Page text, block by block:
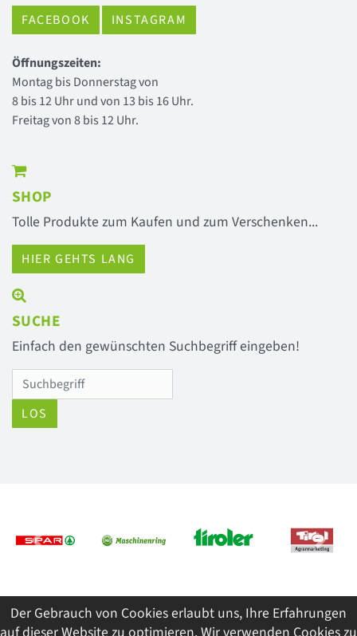
Der Gebrauch von Cookies erlaubt uns, Ihre Erfahrungen
FACEBOOK INSTAGRAM
Öffnungszeiten:
Montag bis Donnerstag von
8 bis 12 Uhr und von 13 bis 16 Uhr.
Freitag von 8 bis 12 Uhr.
SHOP
Tolle Produkte zum Kaufen und zum Verschenken...
HIER GEHTS LANG
SUCHE
Einfach den gewünschten Suchbegriff eingeben!
LOS
Previous Next
© 2026 Tiroler Jungbauernschaft/Landjugend